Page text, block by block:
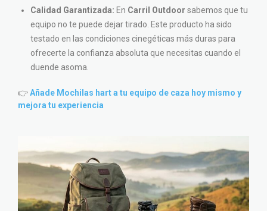
Calidad Garantizada: En Carril Outdoor sabemos que tu
equipo no te puede dejar tirado. Este producto ha sido
testado en las condiciones cinegéticas más duras para
ofrecerte la confianza absoluta que necesitas cuando el
duende asoma.
👉Añade Mochilas hart a tu equipo de caza hoy mismo y
mejora tu experiencia